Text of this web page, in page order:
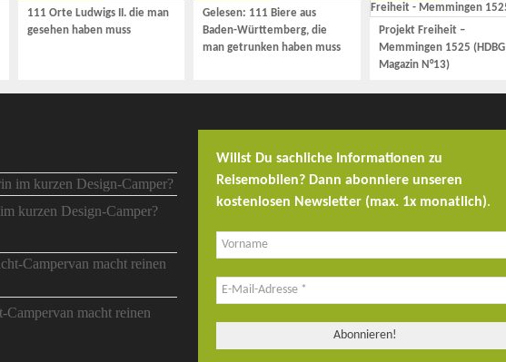
111 Orte Ludwigs II. die man
gesehen haben muss
Gelesen: 111 Biere aus
Baden-Württemberg, die
man getrunken haben muss
Projekt Freiheit –
Memmingen 1525 (HDBG
Magazin N°13)
kurzen Design-Camper?
macht reinen
Willst Du sachliche Informationen zu
Reisemobilen? Dann abonniere unseren
kostenlosen Newsletter (max. 1x monatlich).